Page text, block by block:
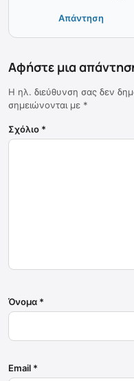
Απάντηση
Αφήστε μια
Η ηλ. διεύθυνση σας δεν
σημειώνονται με *
Σχόλιο *
Όνομα *
Email *